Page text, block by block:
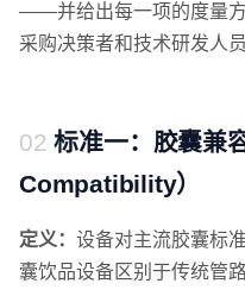
——并给出每一项的度量方
采购决策者和技术研发人员
标准一：胶囊兼
Compatibility）
定义： 设备对主流胶囊标
囊饮品设备区别于传统管